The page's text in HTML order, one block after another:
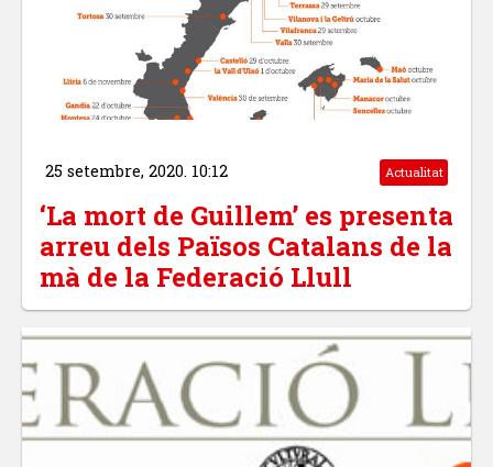
25 setembre, 2020. 10:12 Actualitat
‘La mort de Guillem’ es presenta
arreu dels Països Catalans de la
mà de la Federació Llull